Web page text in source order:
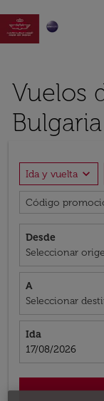

Vuelos
Bulgaria
Ida y vuelta expand_more
Código
Desde
Seleccionar
A
Seleccionar
Ida
fc-booking-
17/08/2026